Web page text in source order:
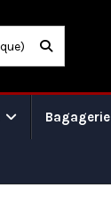
Bagagerie